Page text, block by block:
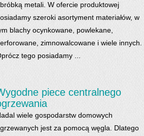
metali. W ofercie produktowej
szeroki asortyment materiałów, w
blachy ocynkowane, powlekane,
zimnowalcowane i wiele innych.
tego posiadamy ...
piece centralnego
wiele gospodarstw domowych
jest za pomocą węgla. Dlatego